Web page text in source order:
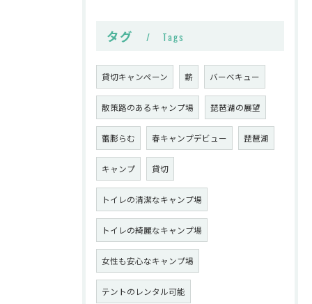
タグ Tags
貸切キャンペーン 薪 バーベキュー
散策路のあるキャンプ場 琵琶湖の展望
蕾膨らむ 春キャンプデビュー 琵琶湖
キャンプ 貸切
トイレの清潔なキャンプ場
トイレの綺麗なキャンプ場
女性も安心なキャンプ場
テントのレンタル可能